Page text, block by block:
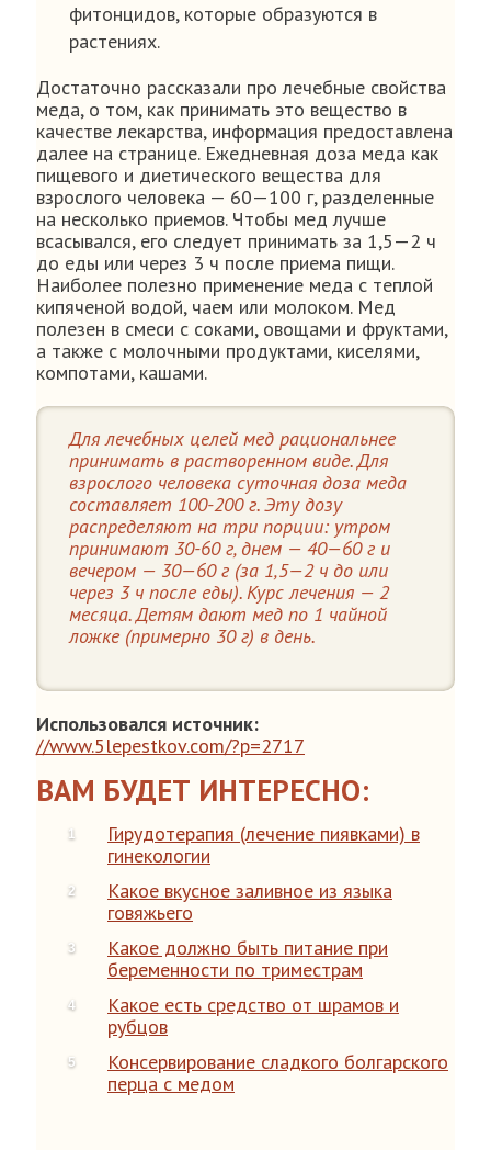
фитонцидов, которые образуются в
растениях.
Достаточно рассказали про лечебные свойства
меда, о том, как принимать это вещество в
качестве лекарства, информация предоставлена
далее на странице. Ежедневная доза меда как
пищевого и диетического вещества для
взрослого человека — 60—100 г, разделенные
на несколько приемов. Чтобы мед лучше
всасывался, его следует принимать за 1,5—2 ч
до еды или через 3 ч после приема пищи.
Наиболее полезно применение меда с теплой
кипяченой водой, чаем или молоком. Мед
полезен в смеси с соками, овощами и фруктами,
а также с молочными продуктами, киселями,
компотами, кашами.
Для лечебных целей мед рациональнее
принимать в растворенном виде. Для
взрослого человека суточная доза меда
составляет 100-200 г. Эту дозу
распределяют на три порции: утром
принимают 30-60 г, днем — 40—60 г и
вечером — 30—60 г (за 1,5—2 ч до или
через 3 ч после еды). Курс лечения — 2
месяца. Детям дают мед по 1 чайной
ложке (примерно 30 г) в день.
Использовался источник:
//www.5lepestkov.com/?p=2717
ВАМ БУДЕТ ИНТЕРЕСНО:
Гирудотерапия (лечение пиявками) в
гинекологии
Какое вкусное заливное из языка
говяжьего
Какое должно быть питание при
беременности по триместрам
Какое есть средство от шрамов и
рубцов
Консервирование сладкого болгарского
перца с медом